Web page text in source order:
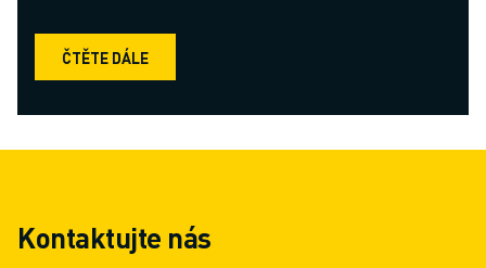
ČTĚTE DÁLE
Kontaktujte nás